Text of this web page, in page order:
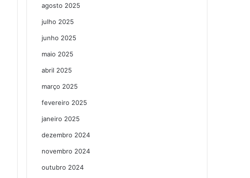
agosto 2025
julho 2025
junho 2025
maio 2025
abril 2025
março 2025
fevereiro 2025
janeiro 2025
dezembro 2024
novembro 2024
outubro 2024